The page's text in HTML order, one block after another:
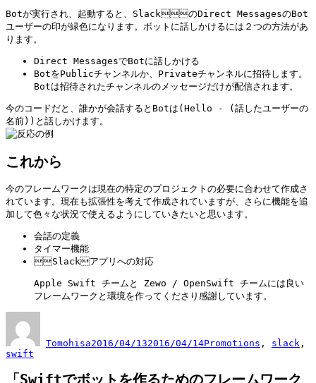
Botが実行され、起動すると、SlackのDirect MessagesのBot
ユーザーの印が緑色になります。ボットに話しかけるには２つの方法があ
ります。
Direct MessagesでBotに話しかける
BotをPublicチャンネルか、Privateチャンネルに招待します。
Botは招待されたチャンネルのメッセージだけが配信されます。
今のコードだと、誰かが会話するとBotは(Hello - (話したユーザーの
名前))と話しかけます。
これから
今のフレームワークは現在の特定のプロジェクトの必要に合わせて作成さ
れています。現在も拡張性を考えて作成されていますが、さらに機能を追
加して色々な状況で使えるようにしていきたいと思います。
会話の定義
タイマー機能
Slackアプリへの対応
Apple Swift チームと Zewo / OpenSwift チームには良い
フレームワークと環境を作ってくださり感謝しています。
者Tomohisa日:
2016/04/132016/04/14ゴ
Promotions , slack ,
swift
「Swiftでボットを作るためのフレームワーク